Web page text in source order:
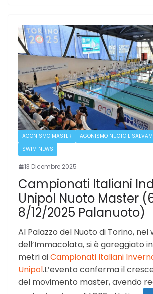
AGONISMO MASTER
AGONISMO NUOTO E
SWIM NEWS
13 Dicembre 2025
Campionati Italiani
Unipol Nuoto Master
8/12/2025 Palanuoto)
Al Palazzo del Nuoto di Torino, nel
dell’Immacolata, si è gareggiato
metri aiCampionati Italiani
Unipol.L’evento conferma il
del movimento master, avendo